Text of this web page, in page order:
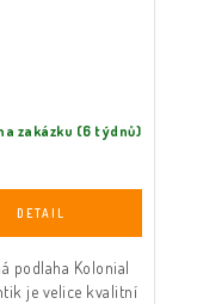
zakázku (6 týdnů)
podlaha Kolonial
je velice kvalitní